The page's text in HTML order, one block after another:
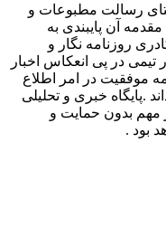
رسالت مطبوعات و
آن پایبندی به
روزنامه نگار و
تیمی در پی انعکاس اخبار
موفقیت در امر اطلاع
.پایگاه خبری و تحلیلی
مهم بدون حمایت و
بود .